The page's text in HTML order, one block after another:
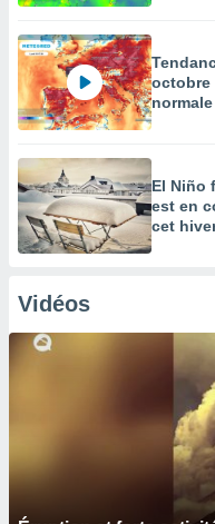
octobre
El Niño
est en
cet
Vidéos